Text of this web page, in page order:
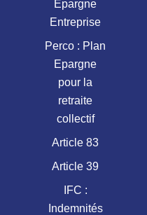
Epargne
Entreprise
Perco : Plan
Epargne
pour la
retraite
collectif
Article 83
Article 39
IFC :
Indemnités